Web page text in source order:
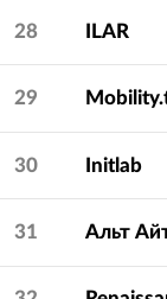
28 ILAR
29
30 Initlab
31 Альт